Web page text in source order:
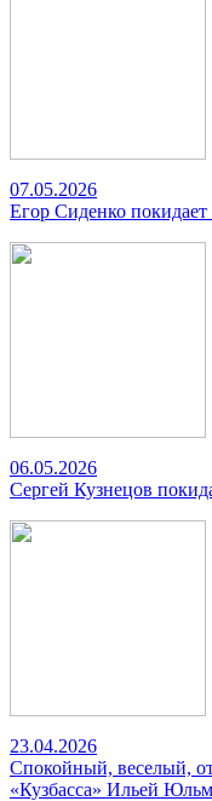
07.05.2026
Егор Сиденко покидает
06.05.2026
Сергей Кузнецов
23.04.2026
Спокойный, веселый,
«Кузбасса» Ильей